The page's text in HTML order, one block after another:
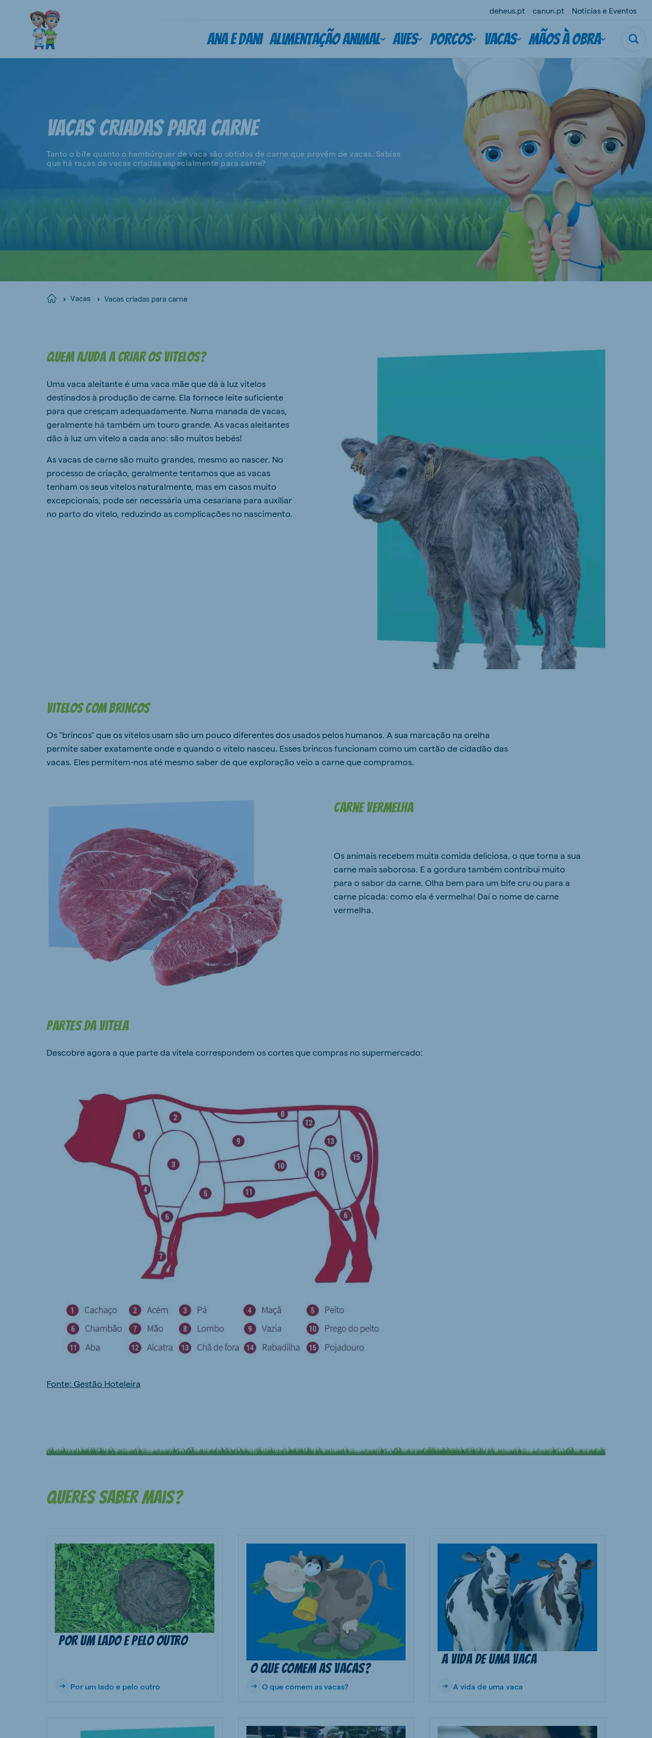
deheus.pt canun.pt Notícias e Eventos
Ana e Dani Alimentação animal Aves Porcos Vacas Mãos à obra
VACAS CRIADAS PARA CARNE
Tanto o bife quanto o hambúrguer de vaca são obtidos de carne que provém de vacas. Sabias
que há raças de vacas criadas especialmente para carne?
Home Vacas Vacas criadas para carne
Quem ajuda a criar os vitelos?
Uma vaca aleitante é uma vaca mãe que dá à luz vitelos
destinados à produção de carne. Ela fornece leite suficiente
para que cresçam adequadamente. Numa manada de vacas,
geralmente há também um touro grande. As vacas aleitantes
dão à luz um vitelo a cada ano: são muitos bebés!
As vacas de carne são muito grandes, mesmo ao nascer. No
processo de criação, geralmente tentamos que as vacas
tenham os seus vitelos naturalmente, mas em casos muito
excepcionais, pode ser necessária uma cesariana para auxiliar
no parto do vitelo, reduzindo as complicações no nascimento.
Vitelos com brincos
Os "brincos" que os vitelos usam são um pouco diferentes dos usados pelos humanos. A sua marcação na orelha
permite saber exatamente onde e quando o vitelo nasceu. Esses brincos funcionam como um cartão de cidadão das
vacas. Eles permitem-nos até mesmo saber de que exploração veio a carne que compramos.
Carne vermelha
Os animais recebem muita comida deliciosa, o que torna a sua
carne mais saborosa. E a gordura também contribui muito
para o sabor da carne. Olha bem para um bife cru ou para a
carne picada: como ela é vermelha! Daí o nome de carne
vermelha.
Partes da vitela
Descobre agora a que parte da vitela correspondem os cortes que compras no supermercado:
Fonte: Gestão Hoteleira
Queres saber mais?
Por um lado e pelo outro
Por um lado e pelo outro
O que comem as vacas?
O que comem as vacas?
A vida de uma vaca
A vida de uma vaca